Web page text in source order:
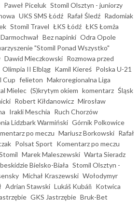
Paweł Piceluk Stomil Olsztyn - juniorzy
UKS SMS Łódź Rafał Śledź Radomiak
Stomil Travel ŁKS Łódź ŁKS Łomża
Bez napinki Odra Opole
"Stomil Ponad Wszystko"
Dawid Mieczkowski Rozmowa przed
Olimpia II Elbląg Kamil Kiereś Polska U-21
Cup felieton Makroregionalna Liga
Mielec (S)krytym okiem komentarz Śląsk
Robert Kiłdanowicz Mirosław
Irakli Meschia Ruch Chorzów
Lidzbark Warmiński Górnik Polkowice
po meczu Mariusz Borkowski Rafał
Polsat Sport Komentarz po meczu
Marek Maleszewski Warta Sieradz
Bielsko-Biała Stomil Olsztyn -
Michał Kraszewski Wołodymyr
Adrian Stawski Lukáš Kubáň Kotwica
GKS Jastrzębie Bruk-Bet